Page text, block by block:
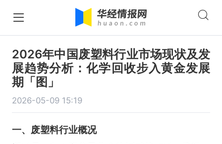
2026年中国废塑料行业市场现状及发
展趋势分析：化学回收步入黄金发展
期「图」
2026-05-09 15:19
一、 废塑料行业概况